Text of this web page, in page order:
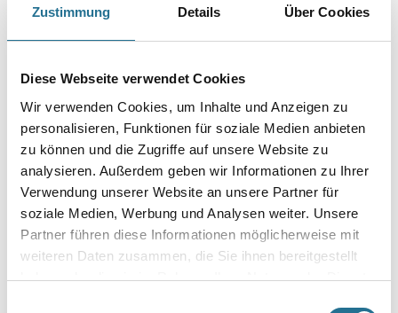
Zustimmung Details Über Cookies
Diese Webseite verwendet Cookies
Wir verwenden Cookies, um Inhalte und Anzeigen zu
personalisieren, Funktionen für soziale Medien anbieten
zu können und die Zugriffe auf unsere Website zu
analysieren. Außerdem geben wir Informationen zu Ihrer
Verwendung unserer Website an unsere Partner für
soziale Medien, Werbung und Analysen weiter. Unsere
Partner führen diese Informationen möglicherweise mit
weiteren Daten zusammen, die Sie ihnen bereitgestellt
haben oder die sie im Rahmen Ihrer Nutzung der Dienste
Farbtonbezeichnung
Gebinde
Umrechnungsfaktoren